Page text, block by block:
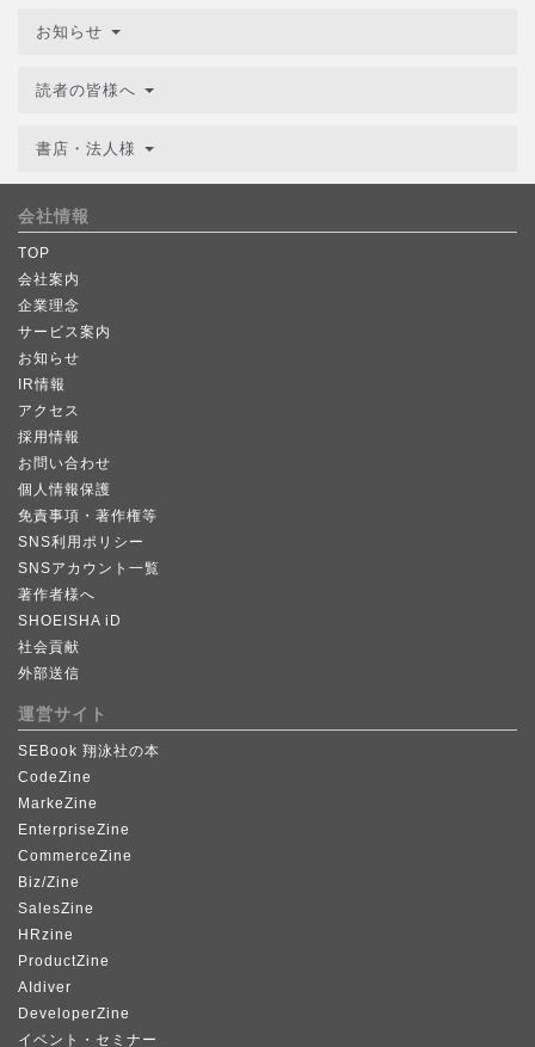
お知らせ
読者の皆様へ
書店・法人様
会社情報
TOP
会社案内
企業理念
サービス案内
お知らせ
IR情報
アクセス
採用情報
お問い合わせ
個人情報保護
免責事項・著作権等
SNS利用ポリシー
SNSアカウント一覧
著作者様へ
SHOEISHA iD
社会貢献
外部送信
運営サイト
SEBook 翔泳社の本
CodeZine
MarkeZine
EnterpriseZine
CommerceZine
Biz/Zine
SalesZine
HRzine
ProductZine
AIdiver
DeveloperZine
イベント・セミナー